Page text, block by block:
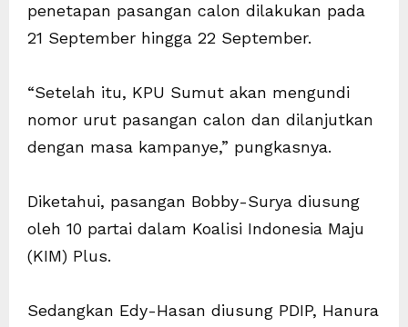
penetapan pasangan calon dilakukan pada
21 September hingga 22 September.
“Setelah itu, KPU Sumut akan mengundi
nomor urut pasangan calon dan dilanjutkan
dengan masa kampanye,” pungkasnya.
Diketahui, pasangan Bobby-Surya diusung
oleh 10 partai dalam Koalisi Indonesia Maju
(KIM) Plus.
Sedangkan Edy-Hasan diusung PDIP, Hanura